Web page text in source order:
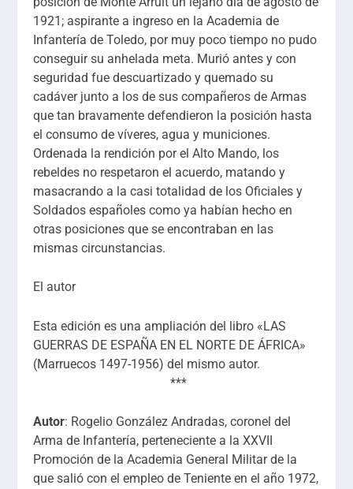
1921; aspirante a ingreso en la Academia de
Infantería de Toledo, por muy poco tiempo no pudo
conseguir su anhelada meta. Murió antes y con
seguridad fue descuartizado y quemado su
cadáver junto a los de sus compañeros de Armas
que tan bravamente defendieron la posición hasta
el consumo de víveres, agua y municiones.
Ordenada la rendición por el Alto Mando, los
rebeldes no respetaron el acuerdo, matando y
masacrando a la casi totalidad de los Oficiales y
Soldados españoles como ya habían hecho en
otras posiciones que se encontraban en las
mismas circunstancias.
El autor
Esta edición es una ampliación del libro «LAS
GUERRAS DE ESPAÑA EN EL NORTE DE ÁFRICA»
(Marruecos 1497-1956) del mismo autor.
***
Autor: Rogelio González Andradas, coronel del
Arma de Infantería, perteneciente a la XXVII
Promoción de la Academia General Militar de la
que salió con el empleo de Teniente en el año 1972,